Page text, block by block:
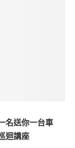
名送你一台車
迴講座